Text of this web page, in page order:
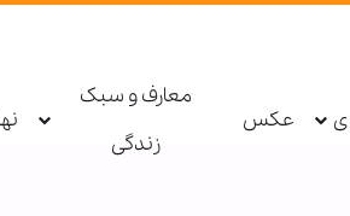
عکس
معارف و سبک
زندگی